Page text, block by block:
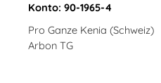
Konto: 90-1965-4
Pro Ganze Kenia (Schweiz)
Arbon TG